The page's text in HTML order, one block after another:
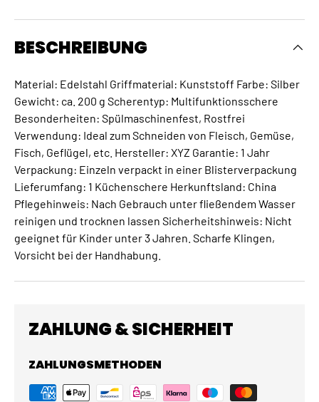
BESCHREIBUNG
Material: Edelstahl Griffmaterial: Kunststoff Farbe: Silber
Gewicht: ca. 200 g Scherentyp: Multifunktionsschere
Besonderheiten: Spülmaschinenfest, Rostfrei
Verwendung: Ideal zum Schneiden von Fleisch, Gemüse,
Fisch, Geflügel, etc. Hersteller: XYZ Garantie: 1 Jahr
Verpackung: Einzeln verpackt in einer Blisterverpackung
Lieferumfang: 1 Küchenschere Herkunftsland: China
Pflegehinweis: Nach Gebrauch unter fließendem Wasser
reinigen und trocknen lassen Sicherheitshinweis: Nicht
geeignet für Kinder unter 3 Jahren. Scharfe Klingen,
Vorsicht bei der Handhabung.
ZAHLUNG & SICHERHEIT
ZAHLUNGSMETHODEN